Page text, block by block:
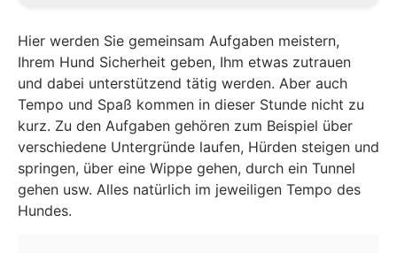
Hier werden Sie gemeinsam Aufgaben meistern,
Ihrem Hund Sicherheit geben, Ihm etwas zutrauen
und dabei unterstützend tätig werden. Aber auch
Tempo und Spaß kommen in dieser Stunde nicht zu
kurz. Zu den Aufgaben gehören zum Beispiel über
verschiedene Untergründe laufen, Hürden steigen und
springen, über eine Wippe gehen, durch ein Tunnel
gehen usw. Alles natürlich im jeweiligen Tempo des
Hundes.